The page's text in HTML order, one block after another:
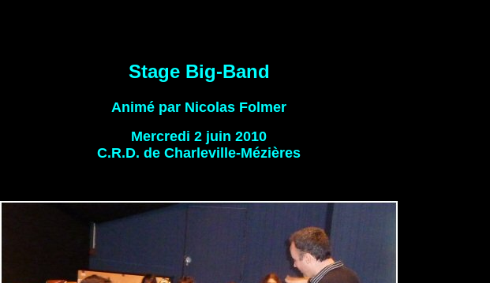
Stage Big-Band
Animé par Nicolas Folmer
Mercredi 2 juin 2010
C.R.D. de Charleville-Mézières